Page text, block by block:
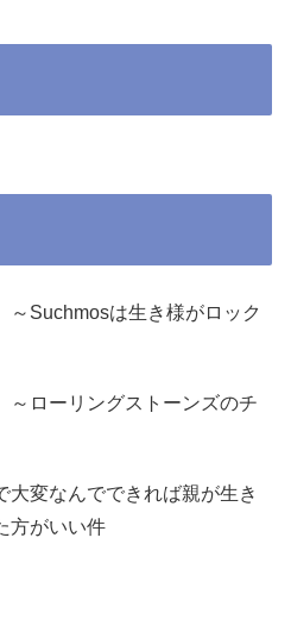
～Suchmosは生き様がロック
～ローリングストーンズのチ
大変なんでできれば親が生き
方がいい件